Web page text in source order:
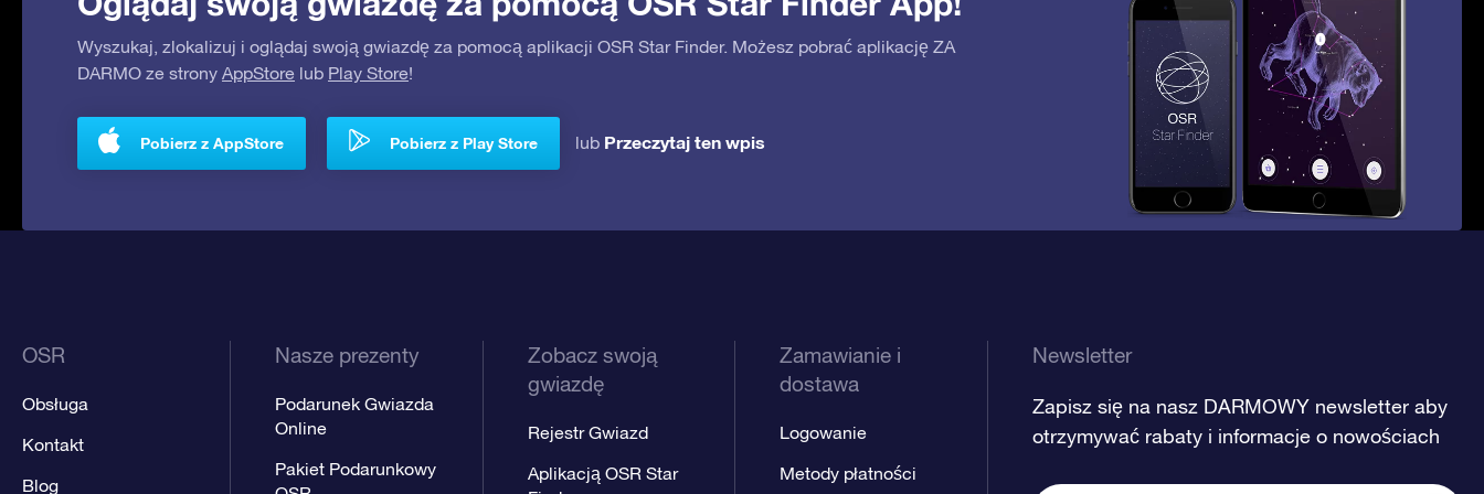
Wyszukaj, zlokalizuj i oglądaj swoją gwiazdę za pomocą aplikacji OSR Star Finder. Możesz pobrać aplikację ZA
DARMO ze strony AppStore lub Play Store!
Pobierz z AppStore Pobierz z Play Store lub Przeczytaj ten wpis
OSR
Obsługa
Kontakt
Blog
Nasze prezenty
Podarunek Gwiazda
Online
Pakiet Podarunkowy
Zobacz swoją
gwiazdę
Rejestr Gwiazd
Aplikacją OSR Star
Zamawianie i
dostawa
Logowanie
Metody płatności
Newsletter
Zapisz się na nasz DARMOWY newsletter aby
otrzymywać rabaty i informacje o nowościach